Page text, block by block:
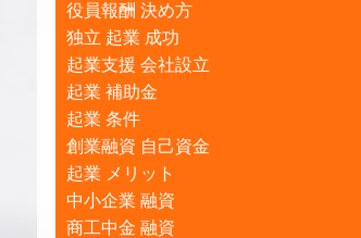
役員報酬 決め方
独立 起業 成功
起業支援 会社設立
起業 補助金
起業 条件
創業融資 自己資金
起業 メリット
中小企業 融資
商工中金 融資